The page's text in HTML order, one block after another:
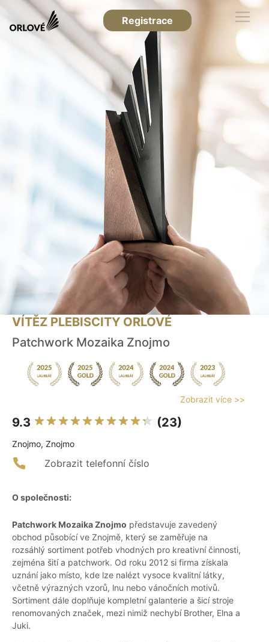
Registrace
VÍTĚZ PLEBISCITY ORLOVÉ
Patchwork Mozaika Znojmo
Zobrazit více >>
9.3 (23)
Znojmo, Znojmo
Zobrazit telefonní číslo
O společnosti:
Patchwork Mozaika Znojmo představuje zavedený
obchod působící ve Znojmě, který se zaměřuje na
rozsáhlý sortiment potřeb vhodných pro kreativní činnosti,
zejména šití a patchwork. Od roku 2012 si firma získala
uznání jako místo, kde lze nalézt vysoce kvalitní látky,
včetně výrazných vzorů, lnu nebo vánočních motivů.
Sortiment dále doplňuje kompletní galanterie a šicí stroje
renomovaných značek, mezi nimiž nechybí Brother, Elna a
Juki.